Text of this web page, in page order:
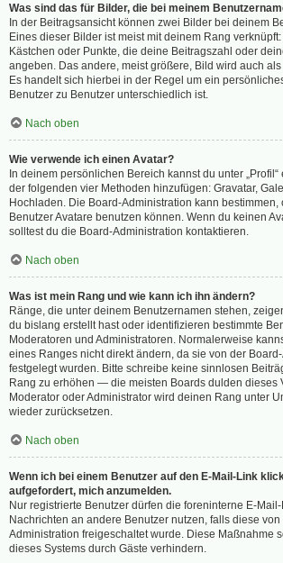
Was sind das für Bilder, die bei meinem
In der Beitragsansicht können zwei Bilder bei deinem
Eines dieser Bilder ist meist mit deinem Rang
Kästchen oder Punkte, die deine Beitragszahl oder
angeben. Das andere, meist größere, Bild wird auch als
Es handelt sich hierbei in der Regel um ein
Benutzer zu Benutzer unterschiedlich ist.
Nach oben
Wie verwende ich einen Avatar?
In deinem persönlichen Bereich kannst du unter
der folgenden vier Methoden hinzufügen: Gravatar,
Hochladen. Die Board-Administration kann bestimmen,
Benutzer Avatare benutzen können. Wenn du keinen
solltest du die Board-Administration kontaktieren.
Nach oben
Was ist mein Rang und wie kann ich ihn ändern?
Ränge, die unter deinem Benutzernamen stehen,
du bislang erstellt hast oder identifizieren bestimmte
Moderatoren und Administratoren. Normalerweise
eines Ranges nicht direkt ändern, da sie von der
festgelegt wurden. Bitte schreibe keine sinnlosen
Rang zu erhöhen — die meisten Boards dulden dieses
Moderator oder Administrator wird deinen Rang unter
wieder zurücksetzen.
Nach oben
Wenn ich bei einem Benutzer auf den E-Mail-Link
aufgefordert, mich anzumelden.
Nur registrierte Benutzer dürfen die foreninterne E-
Nachrichten an andere Benutzer nutzen, falls diese
Administration freigeschaltet wurde. Diese Maßnahme
dieses Systems durch Gäste verhindern.